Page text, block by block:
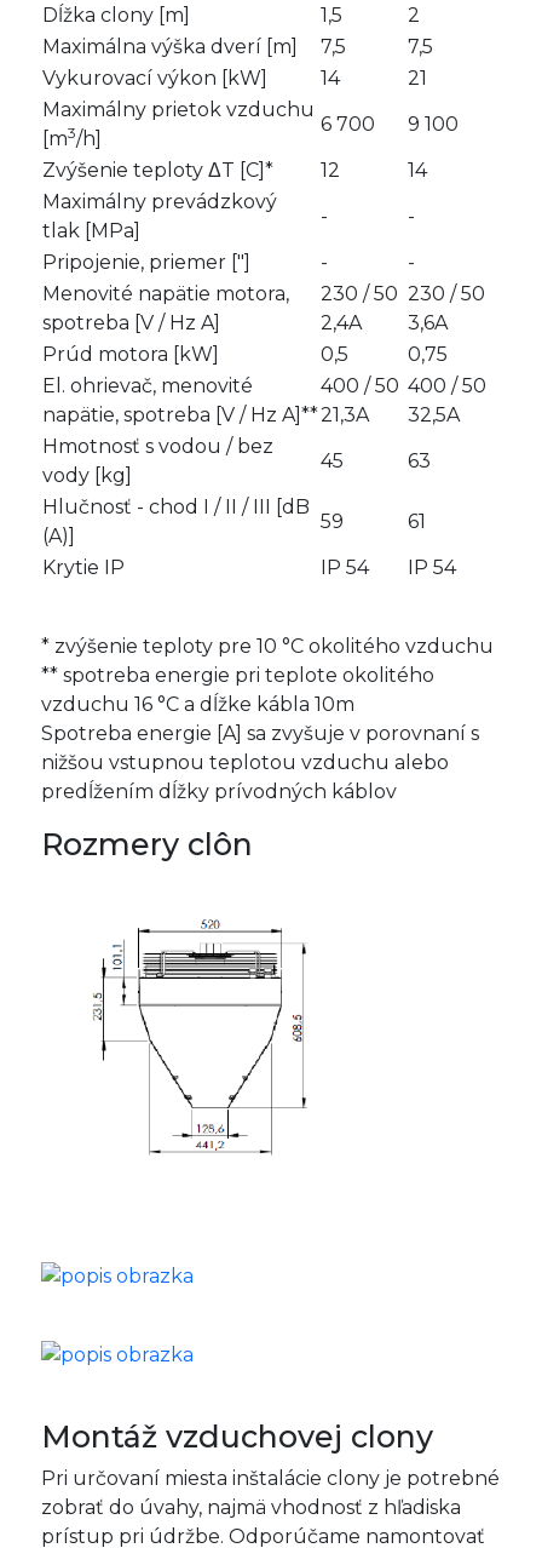
Dĺžka clony [m]
1,5
2
Maximálna výška dverí [m]
7,5
7,5
Vykurovací výkon [kW]
14
21
Maximálny prietok vzduchu
[m3/h]
6 700
9 100
Zvýšenie teploty ΔT [C]*
12
14
Maximálny prevádzkový
tlak [MPa]
-
-
Pripojenie, priemer ["]
-
-
Menovité napätie motora,
spotreba [V / Hz A]
230 / 50
2,4A
230 / 50
3,6A
Prúd motora [kW]
0,5
0,75
El. ohrievač, menovité
napätie, spotreba [V / Hz A]**
400 / 50
21,3A
400 / 50
32,5A
Hmotnosť s vodou / bez
vody [kg]
45
63
Hlučnosť - chod I / II / III [dB
(A)]
59
61
Krytie IP
IP 54 IP 54
* zvýšenie teploty pre 10 °C okolitého vzduchu
** spotreba energie pri teplote okolitého
vzduchu 16 °C a dĺžke kábla 10m
Spotreba energie [A] sa zvyšuje v porovnaní s
nižšou vstupnou teplotou vzduchu alebo
predĺžením dĺžky prívodných káblov
Rozmery clôn
Montáž vzduchovej clony
Pri určovaní miesta inštalácie clony je potrebné
zobrať do úvahy, najmä vhodnosť z hľadiska
prístup pri údržbe. Odporúčame namontovať